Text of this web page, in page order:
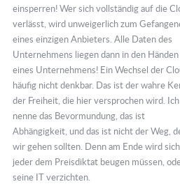
einsperren! Wer sich vollständig auf die
verlässt, wird unweigerlich zum
eines einzigen Anbieters. Alle Daten des
Unternehmens liegen dann in den Händen
eines Unternehmens! Ein Wechsel der
häufig nicht denkbar. Das ist der wahre
der Freiheit, die hier versprochen wird. Ich
nenne das Bevormundung, das ist
Abhängigkeit, und das ist nicht der Weg,
wir gehen sollten. Denn am Ende wird sich
jeder dem Preisdiktat beugen müssen,
seine IT verzichten.